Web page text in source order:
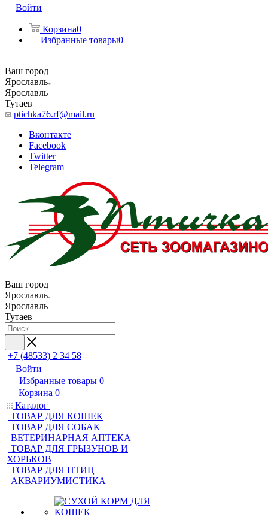
Войти
Корзина0
Избранные товары0
Ваш город
Ярославль
Ярославль
Тутаев
ptichka76.rf@mail.ru
Вконтакте
Facebook
Twitter
Telegram
Ваш город
Ярославль
Ярославль
Тутаев
+7 (48533) 2 34 58
Войти
Избранные товары 0
Корзина 0
Каталог
ТОВАР ДЛЯ КОШЕК
ТОВАР ДЛЯ СОБАК
ВЕТЕРИНАРНАЯ АПТЕКА
ТОВАР ДЛЯ ГРЫЗУНОВ И
ХОРЬКОВ
ТОВАР ДЛЯ ПТИЦ
АКВАРИУМИСТИКА